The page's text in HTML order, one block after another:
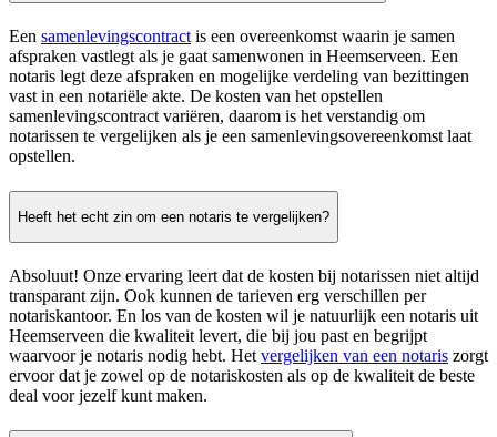
Een samenlevingscontract is een overeenkomst waarin je samen
afspraken vastlegt als je gaat samenwonen in Heemserveen. Een
notaris legt deze afspraken en mogelijke verdeling van bezittingen
vast in een notariële akte. De kosten van het opstellen
samenlevingscontract variëren, daarom is het verstandig om
notarissen te vergelijken als je een samenlevingsovereenkomst laat
opstellen.
Heeft het echt zin om een notaris te vergelijken?
Absoluut! Onze ervaring leert dat de kosten bij notarissen niet altijd
transparant zijn. Ook kunnen de tarieven erg verschillen per
notariskantoor. En los van de kosten wil je natuurlijk een notaris uit
Heemserveen die kwaliteit levert, die bij jou past en begrijpt
waarvoor je notaris nodig hebt. Hetvergelijken van een notaris zorgt
ervoor dat je zowel op de notariskosten als op de kwaliteit de beste
deal voor jezelf kunt maken.